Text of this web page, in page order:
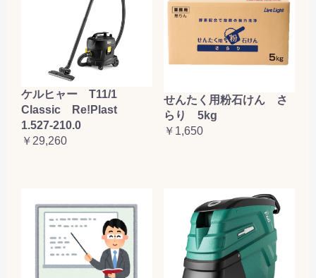
ケルヒャー T11/1
Classic Re!Plast
1.527-210.0
￥29,260
せんたく用粉石けん さ
らり 5kg
￥1,650